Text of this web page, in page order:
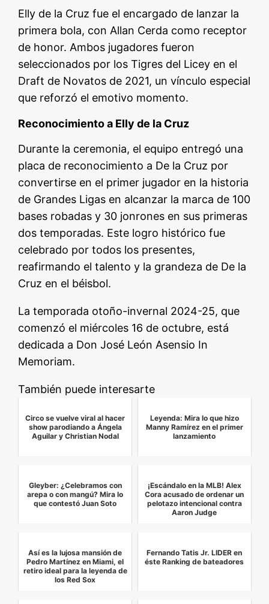
Elly de la Cruz fue el encargado de lanzar la
primera bola, con Allan Cerda como receptor
de honor. Ambos jugadores fueron
seleccionados por los Tigres del Licey en el
Draft de Novatos de 2021, un vínculo especial
que reforzó el emotivo momento.
Reconocimiento a Elly de la Cruz
Durante la ceremonia, el equipo entregó una
placa de reconocimiento a De la Cruz por
convertirse en el primer jugador en la historia
de Grandes Ligas en alcanzar la marca de 100
bases robadas y 30 jonrones en sus primeras
dos temporadas. Este logro histórico fue
celebrado por todos los presentes,
reafirmando el talento y la grandeza de De la
Cruz en el béisbol.
La temporada otoño-invernal 2024-25, que
comenzó el miércoles 16 de octubre, está
dedicada a Don José León Asensio In
Memoriam.
También puede interesarte
Circo se vuelve viral al hacer
show parodiando a Ángela
Aguilar y Christian Nodal
Leyenda: Mira lo que hizo
Manny Ramírez en el primer
lanzamiento
Gleyber: ¿Celebramos con
arepa o con mangú? Mira lo
que contestó Juan Soto
¡Escándalo en la MLB! Alex
Cora acusado de ordenar un
pelotazo intencional contra
Aaron Judge
Así es la lujosa mansión de
Pedro Martínez en Miami, el
retiro ideal para la leyenda de
los Red Sox
Fernando Tatis Jr. LIDER en
éste Ranking de bateadores